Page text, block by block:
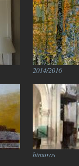
2014/2016
htmuros